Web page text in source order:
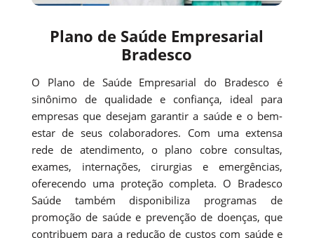
Plano de Saúde Empresarial
Bradesco
O Plano de Saúde Empresarial do Bradesco é
sinônimo de qualidade e confiança, ideal para
empresas que desejam garantir a saúde e o bem-
estar de seus colaboradores. Com uma extensa
rede de atendimento, o plano cobre consultas,
exames, internações, cirurgias e emergências,
oferecendo uma proteção completa. O Bradesco
Saúde também disponibiliza programas de
promoção de saúde e prevenção de doenças, que
contribuem para a redução de custos com saúde e